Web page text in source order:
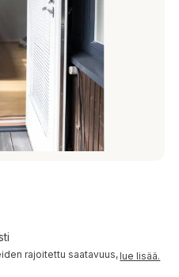
rajoitettu saatavuus,lue lisää.